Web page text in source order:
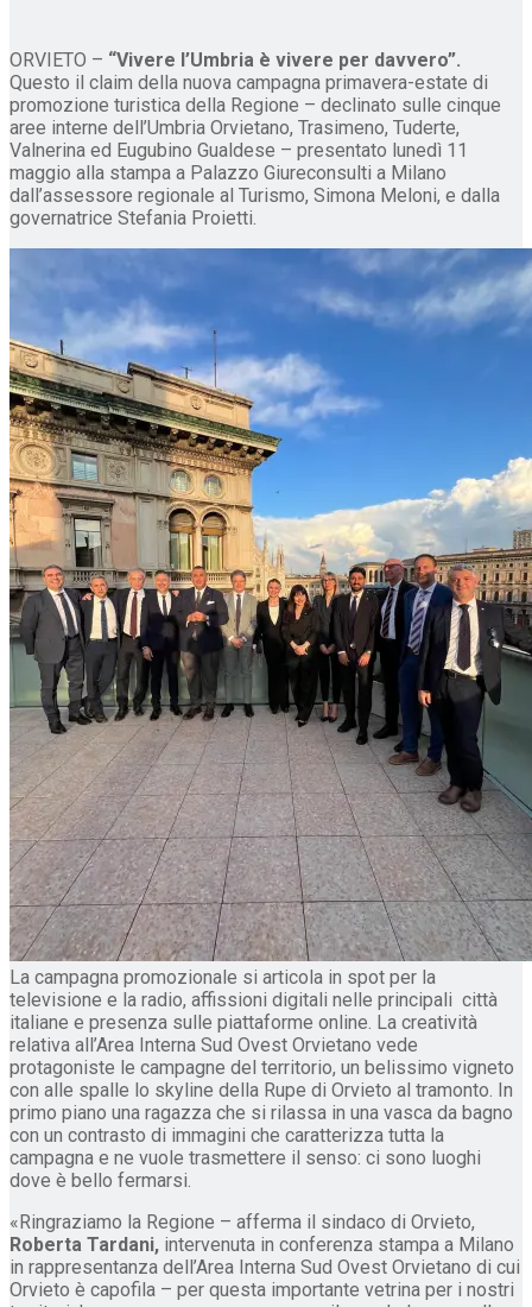
ORVIETO – “Vivere l’Umbria è vivere per davvero”.
Questo il claim della nuova campagna primavera-estate di
promozione turistica della Regione – declinato sulle cinque
aree interne dell’Umbria Orvietano, Trasimeno, Tuderte,
Valnerina ed Eugubino Gualdese – presentato lunedì 11
maggio alla stampa a Palazzo Giureconsulti a Milano
dall’assessore regionale al Turismo, Simona Meloni, e dalla
governatrice Stefania Proietti.
La campagna promozionale si articola in spot per la
televisione e la radio, affissioni digitali nelle principali città
italiane e presenza sulle piattaforme online. La creatività
relativa all’Area Interna Sud Ovest Orvietano vede
protagoniste le campagne del territorio, un belissimo vigneto
con alle spalle lo skyline della Rupe di Orvieto al tramonto. In
primo piano una ragazza che si rilassa in una vasca da bagno
con un contrasto di immagini che caratterizza tutta la
campagna e ne vuole trasmettere il senso: ci sono luoghi
dove è bello fermarsi.
«Ringraziamo la Regione – afferma il sindaco di Orvieto,
Roberta Tardani, intervenuta in conferenza stampa a Milano
in rappresentanza dell’Area Interna Sud Ovest Orvietano di cui
Orvieto è capofila – per questa importante vetrina per i nostri